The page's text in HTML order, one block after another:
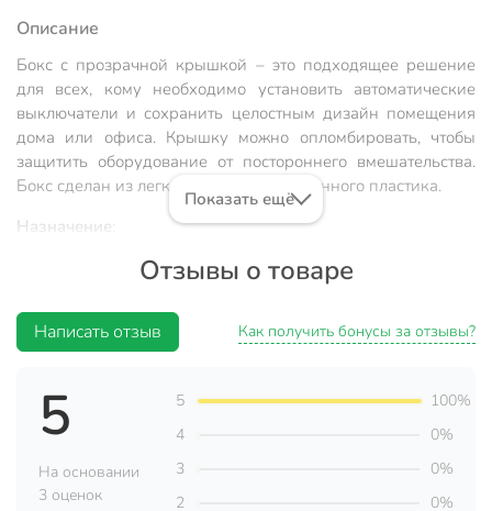
Описание
Бокс с прозрачной крышкой – это подходящее решение
для всех, кому необходимо установить автоматические
выключатели и сохранить целостным дизайн помещения
дома или офиса. Крышку можно опломбировать, чтобы
защитить оборудование от постороннего вмешательства.
Бокс сделан из легкого высококачественного пластика.
Назначение:
Для установки автоматических выключателей с
номинальным током не более 40 А, при температуре
окружающей среды от -5 ºС до +40 ºС. Для размещения 4-
х и менее электроаппаратов.
более 10 Н.
Степень защиты от механического удара IK04.
Повышение температуры 18 К.
Присоединительные размеры (расстояние между
Показать ещё
Отзывы о товаре
Написать отзыв Как получить бонусы за отзывы?
5
На основании
3 оценок
5
100%
4
0%
3
0%
2
0%